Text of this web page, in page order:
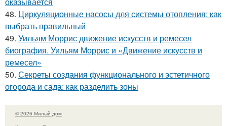
48. Циркуляционные насосы для системы отопления: как
выбрать правильный
49. Уильям Моррис движение искусств и ремесел
биография. Уильям Моррис и «Движение искусств и
ремесел»
50. Секреты создания функционального и эстетичного
огорода и сада: как разделить зоны
© 2026 Милый дом